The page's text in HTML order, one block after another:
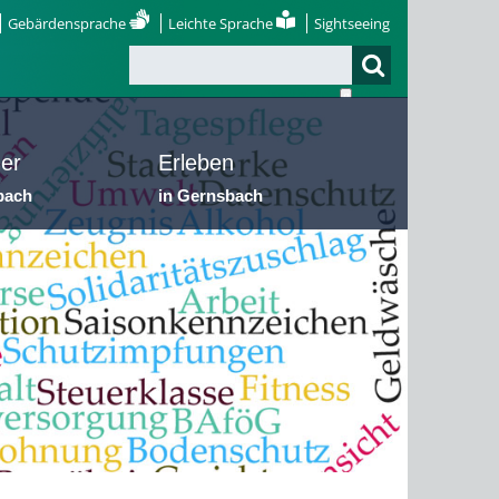
Gebärdensprache Leichte Sprache Sightseeing
Erleben
in Gernsbach